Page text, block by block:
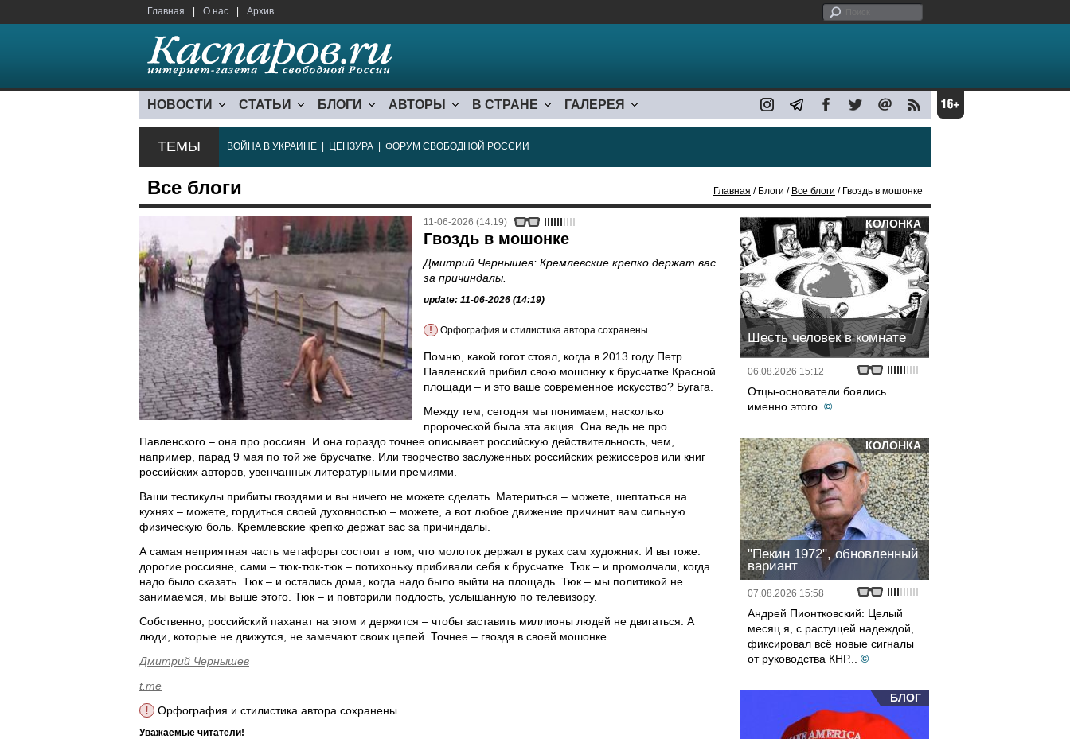
Главная О нас Архив
НОВОСТИ СТАТЬИ БЛОГИ АВТОРЫ В СТРАНЕ ГАЛЕРЕЯ
ТЕМЫ ВОЙНА В УКРАИНЕ ЦЕНЗУРА ФОРУМ СВОБОДНОЙ РОССИИ
Все блоги Главная / Блоги / Все блоги / Гвоздь в мошонке
11-06-2026 (14:19)
Гвоздь в мошонке
Дмитрий Чернышев: Кремлевские крепко держат вас
за причиндалы.
update: 11-06-2026 (14:19)
! Орфография и стилистика автора сохранены
Помню, какой гогот стоял, когда в 2013 году Петр
Павленский прибил свою мошонку к брусчатке Красной
площади – и это ваше современное искусство? Бугага.
Между тем, сегодня мы понимаем, насколько
пророческой была эта акция. Она ведь не про
Павленского – она про россиян. И она гораздо точнее описывает российскую действительность, чем,
например, парад 9 мая по той же брусчатке. Или творчество заслуженных российских режиссеров или книг
российских авторов, увенчанных литературными премиями.
Ваши тестикулы прибиты гвоздями и вы ничего не можете сделать. Материться – можете, шептаться на
кухнях – можете, гордиться своей духовностью – можете, а вот любое движение причинит вам сильную
физическую боль. Кремлевские крепко держат вас за причиндалы.
А самая неприятная часть метафоры состоит в том, что молоток держал в руках сам художник. И вы тоже.
дорогие россияне, сами – тюк-тюк-тюк – потихоньку прибивали себя к брусчатке. Тюк – и промолчали, когда
надо было сказать. Тюк – и остались дома, когда надо было выйти на площадь. Тюк – мы политикой не
занимаемся, мы выше этого. Тюк – и повторили подлость, услышанную по телевизору.
Собственно, российский паханат на этом и держится – чтобы заставить миллионы людей не двигаться. А
люди, которые не движутся, не замечают своих цепей. Точнее – гвоздя в своей мошонке.
Дмитрий Чернышев
t.me
!
Орфография и стилистика автора сохранены
Уважаемые читатели!
КОЛОНКА
Шесть человек в комнате
06.08.2026 15:12
Отцы-основатели боялись
именно этого. ©
КОЛОНКА
"Пекин 1972", обновленный
вариант
07.08.2026 15:58
Андрей Пионтковский: Целый
месяц я, с растущей надеждой,
фиксировал всё новые сигналы
от руководства КНР...
©
БЛОГ